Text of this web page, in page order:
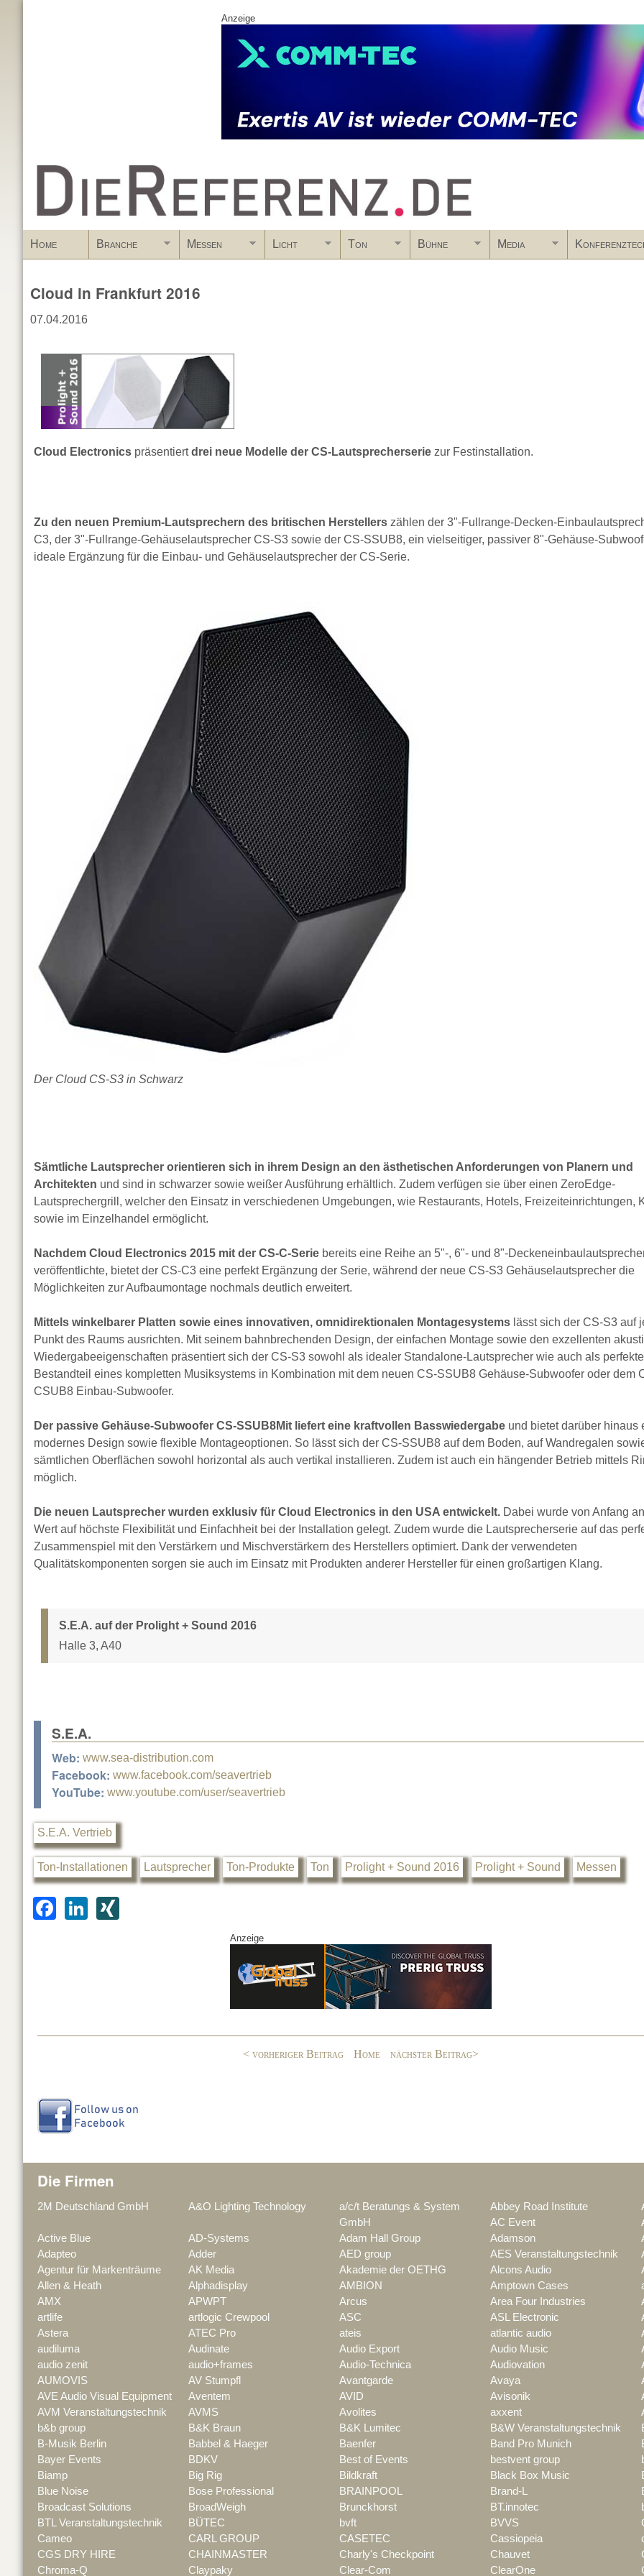
Anzeige
www.DieReferenz.de
Home Branche Messen Licht Ton Bühne Media
Cloud in Frankfurt 2016
07.04.2016
Cloud Electronics präsentiertdrei neue Modelle der CS-Lautsprecherserie zur Festinstallation.
Zu den neuen Premium-Lautsprechern des britischen Herstellers zählen der 3"-Fullrange-Decken-
C3, der 3"-Fullrange-Gehäuselautsprecher CS-S3 sowie der CS-SSUB8, ein vielseitiger, passiver 8"-Gehäuse-
ideale Ergänzung für die Einbau- und Gehäuselautsprecher der CS-Serie.
Der Cloud CS-S3 in Schwarz
Sämtliche Lautsprecher orientieren sich in ihrem Design an den ästhetischen Anforderungen von Planern und
Architekten und sind in schwarzer sowie weißer Ausführung erhältlich. Zudem verfügen sie über einen ZeroEdge-
Lautsprechergrill, welcher den Einsatz in verschiedenen Umgebungen, wie Restaurants, Hotels, Freizeiteinrichtungen,
sowie im Einzelhandel ermöglicht.
Nachdem Cloud Electronics 2015 mit der CS-C-Serie bereits eine Reihe an 5"-, 6"- und 8"-
veröffentlichte, bietet der CS-C3 eine perfekt Ergänzung der Serie, während der neue CS-S3 Gehäuselautsprecher die
Möglichkeiten zur Aufbaumontage nochmals deutlich erweitert.
Mittels winkelbarer Platten sowie eines innovativen, omnidirektionalen Montagesystems lässt sich der CS-S3 auf
Punkt des Raums ausrichten. Mit seinem bahnbrechenden Design, der einfachen Montage sowie den exzellenten
Wiedergabeeigenschaften präsentiert sich der CS-S3 sowohl als idealer Standalone-Lautsprecher wie auch als
Bestandteil eines kompletten Musiksystems in Kombination mit dem neuen CS-SSUB8 Gehäuse-Subwoofer oder dem
CSUB8 Einbau-Subwoofer.
Der passive Gehäuse-Subwoofer CS-SSUB8Mit liefert eine kraftvollen Basswiedergabe und bietet darüber hinaus
modernes Design sowie flexible Montageoptionen. So lässt sich der CS-SSUB8 auf dem Boden, auf Wandregalen
sämtlichen Oberflächen sowohl horizontal als auch vertikal installieren. Zudem ist auch ein hängender Betrieb mittels
möglich.
Die neuen Lautsprecher wurden exklusiv für Cloud Electronics in den USA entwickelt. Dabei wurde von Anfang
Wert auf höchste Flexibilität und Einfachheit bei der Installation gelegt. Zudem wurde die Lautsprecherserie auf das
Zusammenspiel mit den Verstärkern und Mischverstärkern des Herstellers optimiert. Dank der verwendeten
Qualitätskomponenten sorgen sie auch im Einsatz mit Produkten anderer Hersteller für einen großartigen Klang.
S.E.A. auf der Prolight + Sound 2016
Halle 3, A40
S.E.A.
Web: www.sea-distribution.com
Facebook: www.facebook.com/seavertrieb
YouTube: www.youtube.com/user/seavertrieb
S.E.A. Vertrieb
Ton-Installationen Lautsprecher Ton-Produkte Ton Prolight + Sound 2016 Prolight + Sound Messen
F
o
Li
Anzeige
< vorheriger Beitrag Home nächster Beitrag>
Die Firmen
2M Deutschland GmbH A&O Lighting Technology
a/c/t Beratungs & System
GmbH
Abbey Road Institute
AC Event
Active Blue
AD-Systems Adam Hall Group Adamson
Adapteo
Adder AED group AES Veranstaltungstechnik
Agentur für Markenträume
AK Media Akademie der OETHG Alcons Audio
Allen & Heath
Alphadisplay AMBION Amptown Cases
AMX
APWPT Arcus Area Four Industries
artlife
artlogic Crewpool ASC ASL Electronic
Astera
ATEC Pro ateis atlantic audio
audiluma
Audinate Audio Export Audio Music
audio zenit
audio+frames Audio-Technica Audiovation
AUMOVIS
AV Stumpfl Avantgarde Avaya
AVE Audio Visual Equipment
Aventem AVID Avisonik
AVM Veranstaltungstechnik
AVMS Avolites axxent
b&b group
B&K Braun B&K Lumitec B&W Veranstaltungstechnik
B-Musik Berlin
Babbel & Haeger Baenfer Band Pro Munich
Bayer Events
BDKV Best of Events bestvent group
Biamp
Big Rig Bildkraft Black Box Music
Blue Noise
Bose Professional BRAINPOOL Brand-L
Broadcast Solutions
BroadWeigh Brunckhorst BT.innotec
BTL Veranstaltungstechnik
BÜTEC bvft BVVS
Cameo
CARL GROUP CASETEC Cassiopeia
CGS DRY HIRE
CHAINMASTER Charly's Checkpoint Chauvet
Chroma-Q
Claypaky Clear-Com ClearOne